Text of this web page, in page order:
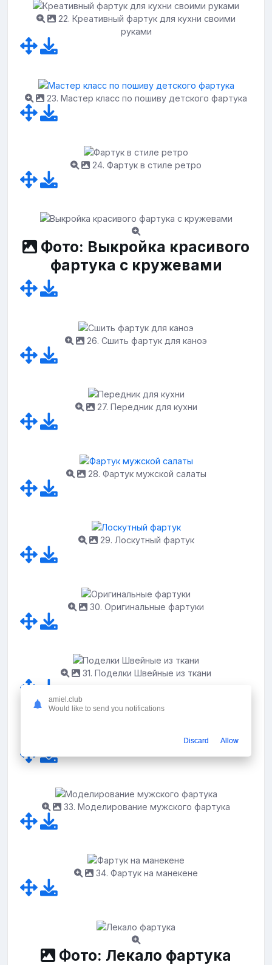
22. Креативный фартук для кухни своими
руками
23. Мастер класс по пошиву детского фартука
24. Фартук в стиле ретро
Фото: Выкройка красивого
фартука с кружевами
26. Сшить фартук для каноэ
27. Передник для кухни
28. Фартук мужской салаты
29. Лоскутный фартук
30. Оригинальные фартуки
31. Поделки Швейные из ткани
32. Шьем фартучек для маленькой хозяйке
33. Моделирование мужского фартука
34. Фартук на манекене
Фото: Лекало фартука
amiel.club
Would like to send you notifications
Discard Allow